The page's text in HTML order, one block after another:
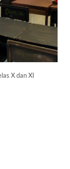
X dan XI